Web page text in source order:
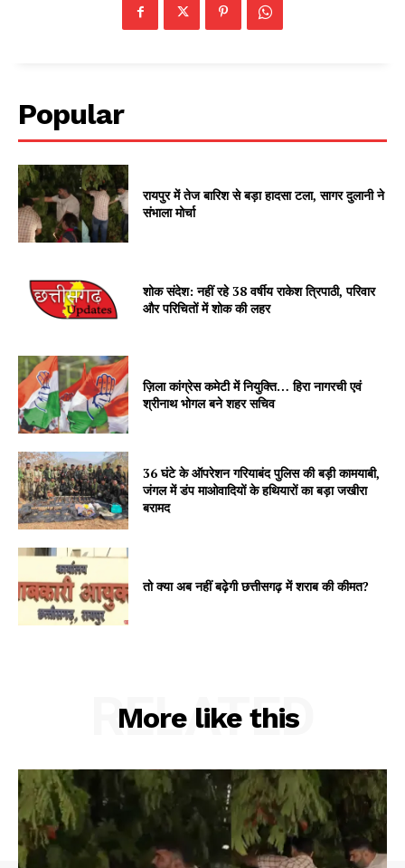
Popular
रायपुर में तेज बारिश से बड़ा हादसा टला, सागर दुलानी ने
संभाला मोर्चा
शोक संदेश: नहीं रहे 38 वर्षीय राकेश त्रिपाठी, परिवार
और परिचितों में शोक की लहर
ज़िला कांग्रेस कमेटी में नियुक्ति… हिरा नागरची एवं
श्रीनाथ भोगल बने शहर सचिव
36 घंटे के ऑपरेशन गरियाबंद पुलिस की बड़ी कामयाबी,
जंगल में डंप माओवादियों के हथियारों का बड़ा जखीरा
बरामद
तो क्या अब नहीं बढ़ेगी छत्तीसगढ़ में शराब की कीमत?
More like this
RELATED